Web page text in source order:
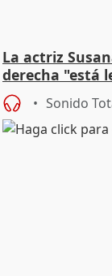
La actriz
derecha "está
Sonido